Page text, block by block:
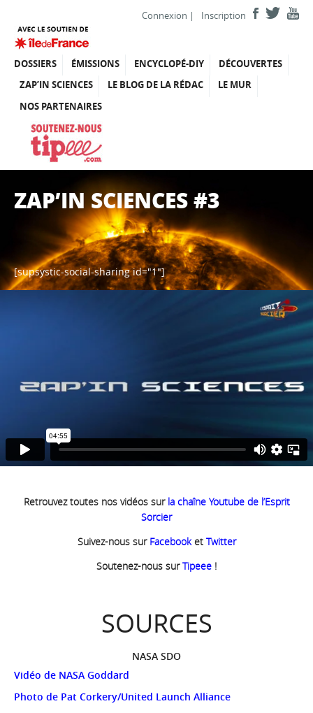
Connexion | Inscription
DOSSIERS ÉMISSIONS ENCYCLOPÉ-DIY
DÉCOUVERTES
ZAP’IN SCIENCES
LE BLOG DE LA RÉDAC
LE MUR
NOS PARTENAIRES
ZAP’IN SCIENCES #3
[supsystic-social-sharing id="1"]
Retrouvez toutes nos vidéos sur la chaîne Youtube de l’Esprit
Sorcier
Suivez-nous sur Facebooket Twitter
Soutenez-nous surTipeee !
SOURCES
NASA SDO
Vidéo de NASA Goddard
Photo de Pat Corkery/United Launch Alliance